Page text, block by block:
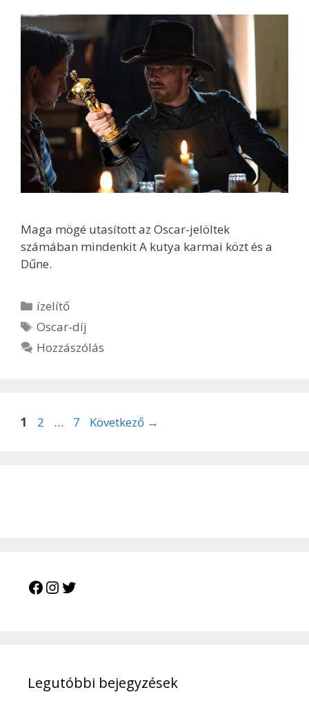
Maga mögé utasított az Oscar-jelöltek
számában mindenkit A kutya karmai közt és a
Dűne.
Kategória
ízelítő
Címkék
Oscar-díj
Hozzászólás
Oldal
1 Oldal
2 … Oldal
7 Következő →
Facebook
Instagram
Legutóbbi bejegyzések